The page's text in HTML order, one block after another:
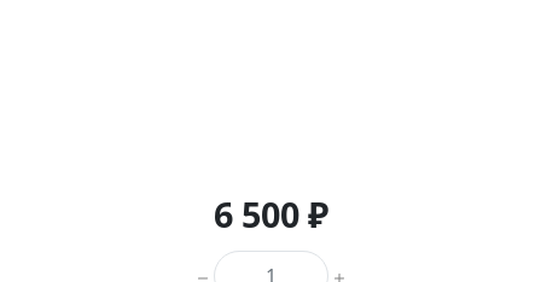
6 500 ₽
Количество товара